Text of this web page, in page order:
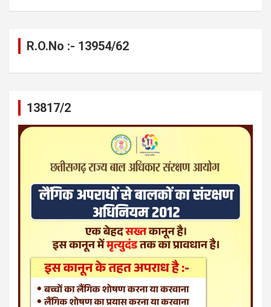
R.O.No :- 13954/62
13817/2